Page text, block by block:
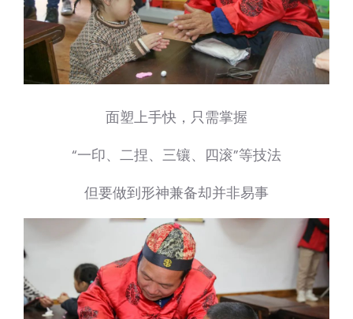
面塑上手快，只需掌握
“一印、二捏、三镶、四滚”等技法
但要做到形神兼备却并非易事